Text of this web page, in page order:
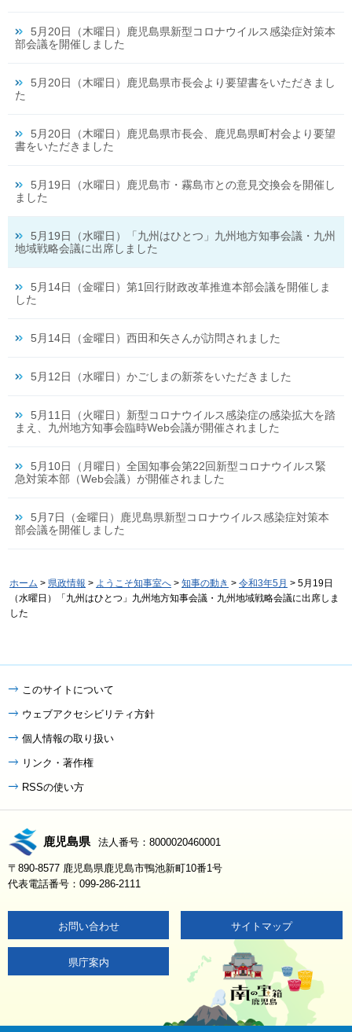
5月20日（木曜日）鹿児島県新型コロナウイルス感染症対策本
部会議を開催しました
5月20日（木曜日）鹿児島県市長会より要望書をいただきまし
た
5月20日（木曜日）鹿児島県市長会、鹿児島県町村会より要望
書をいただきました
5月19日（水曜日）鹿児島市・霧島市との意見交換会を開催し
ました
5月19日（水曜日）「九州はひとつ」九州地方知事会議・九州
地域戦略会議に出席しました
5月14日（金曜日）第1回行財政改革推進本部会議を開催しま
した
5月14日（金曜日）西田和矢さんが訪問されました
5月12日（水曜日）かごしまの新茶をいただきました
5月11日（火曜日）新型コロナウイルス感染症の感染拡大を踏
まえ、九州地方知事会臨時Web会議が開催されました
5月10日（月曜日）全国知事会第22回新型コロナウイルス緊
急対策本部（Web会議）が開催されました
5月7日（金曜日）鹿児島県新型コロナウイルス感染症対策本
部会議を開催しました
ホーム > 県政情報 > ようこそ知事室へ > 知事の動き > 令和3年5月 > 5月19日
（水曜日）「九州はひとつ」九州地方知事会議・九州地域戦略会議に出席しま
した
このサイトについて
ウェブアクセシビリティ方針
個人情報の取り扱い
リンク・著作権
RSSの使い方
鹿児島県 法人番号：8000020460001
〒890-8577 鹿児島県鹿児島市鴨池新町10番1号
代表電話番号：099-286-2111
お問い合わせ サイトマップ
県庁案内